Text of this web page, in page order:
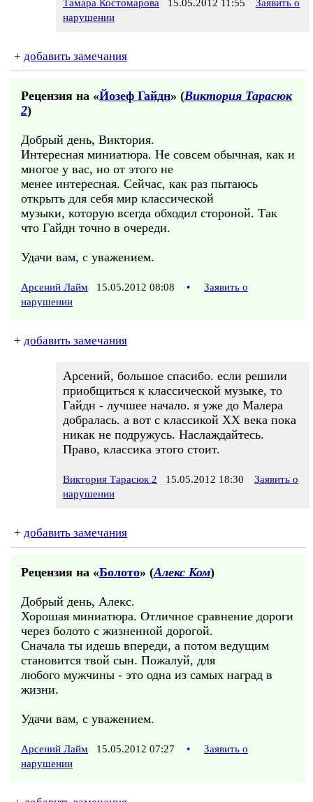
Тамара Костомарова 15.05.2012 11:55
Заявить о
нарушении
+ добавить замечания
Рецензия на «Йозеф Гайдн» (Виктория Тарасюк
2)
Добрый день, Виктория.
Интересная миниатюра. Не совсем обычная, как и
многое у вас, но от этого не
менее интересная. Сейчас, как раз пытаюсь
открыть для себя мир классической
музыки, которую всегда обходил стороной. Так
что Гайдн точно в очереди.
Удачи вам, с уважением.
Арсений Лайм 15.05.2012 08:08 •
Заявить о
нарушении
+ добавить замечания
Арсений, большое спасибо. если решили
приобщиться к классической музыке, то
Гайдн - лучшее начало. я уже до Малера
добралась. а вот с классикой ХХ века пока
никак не подружусь. Наслаждайтесь.
Право, классика этого стоит.
Виктория Тарасюк 2 15.05.2012 18:30
Заявить о
нарушении
+ добавить замечания
Рецензия на «Болото» (Алекс Ком)
Добрый день, Алекс.
Хорошая миниатюра. Отличное сравнение дороги
через болото с жизненной дорогой.
Сначала ты идешь впереди, а потом ведущим
становится твой сын. Пожалуй, для
любого мужчины - это одна из самых наград в
жизни.
Удачи вам, с уважением.
Арсений Лайм 15.05.2012 07:27 •
Заявить о
нарушении